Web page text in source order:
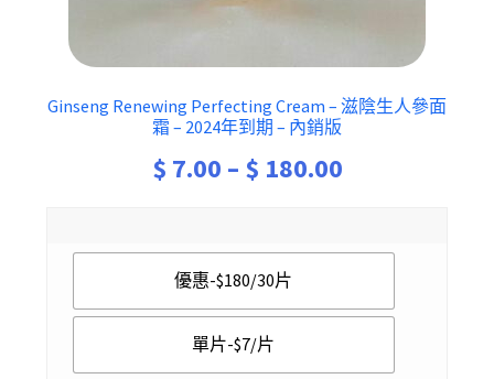
Ginseng Renewing Perfecting Cream – 滋陰生人參面
霜 – 2024年到期 – 內銷版
$ 7.00 – $ 180.00Price
$ 7.00
優惠-$180/30片
單片-$7/片